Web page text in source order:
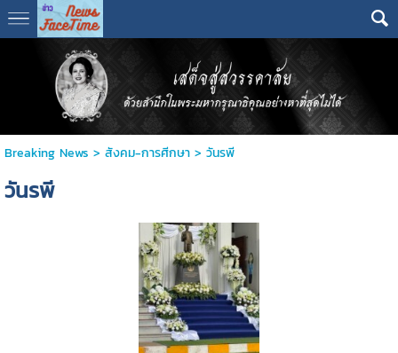
Breaking News > สังคม-การศีกษา> วันรพี
วันรพี